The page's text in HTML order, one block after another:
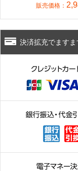
販売価格：
決済拡充でますま